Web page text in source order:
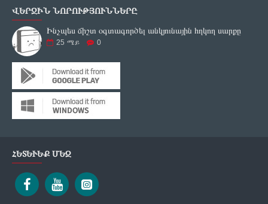
ՎԵՐՋԻՆ ՆՈՐՈՒԹՅՈՒՆՆԵՐԸ
Ինչպես ճիշտ օգտագործել անկյունային հղկող սարքը
25 ሜይ 0
ՀԵՏԵՒԵՔ ՄԵԶ